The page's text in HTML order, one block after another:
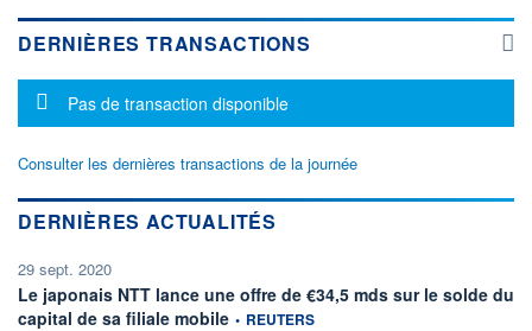
DERNIÈRES TRANSACTIONS
Message d'information
Pas de transaction disponible
Consulter les dernières transactions de la journée
DERNIÈRES ACTUALITÉS
29 sept. 2020
Le japonais NTT lance une offre de €34,5 mds sur le solde du
capital de sa filiale mobile information fournie par
• REUTERS